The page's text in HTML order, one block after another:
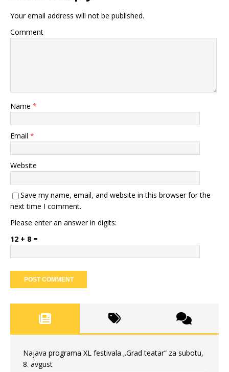
Your email address will not be published.
Comment
Name *
Email *
Website
Save my name, email, and website in this browser for the
next time I comment.
Please enter an answer in digits:
12 + 8 =
Najava programa XL festivala „Grad teatar“ za subotu,
8. avgust